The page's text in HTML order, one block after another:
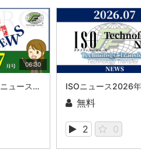
06:30
環境関連法改正ニュース_2026年7月 ISOニュース2026
無料
2 0